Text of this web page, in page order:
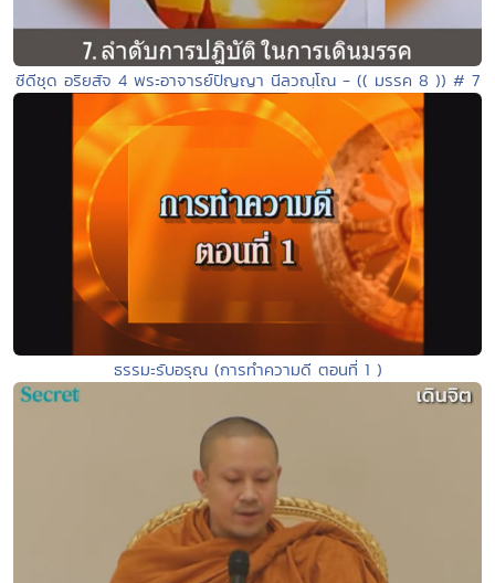
ซีดีชุด อริยสัจ 4 พระอาจารย์ปัญญา นีลวณฺโณ - (( มรรค 8 )) # 7
ธรรมะรับอรุณ (การทำความดี ตอนที่ 1 )